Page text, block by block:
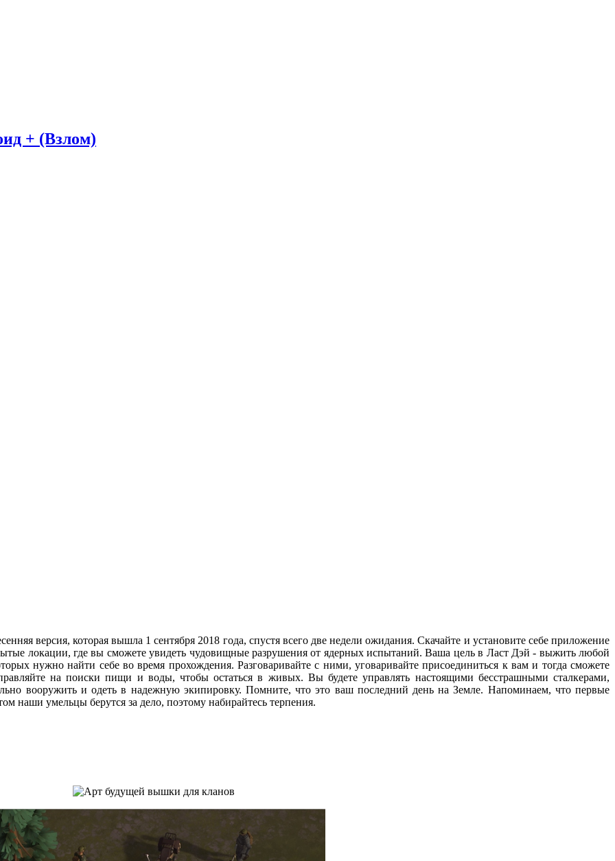
+ (Взлом)
версия, которая вышла 1 сентября 2018 года, спустя всего две недели ожидания. Скачайте и установите себе приложение
локации, где вы сможете увидеть чудовищные разрушения от ядерных испытаний. Ваша цель в Ласт Дэй - выжить любой
нужно найти себе во время прохождения. Разговаривайте с ними, уговаривайте присоединиться к вам и тогда сможете
на поиски пищи и воды, чтобы остаться в живых. Вы будете управлять настоящими бесстрашными сталкерами,
вооружить и одеть в надежную экипировку. Помните, что это ваш последний день на Земле. Напоминаем, что первые
наши умельцы берутся за дело, поэтому набирайтесь терпения.